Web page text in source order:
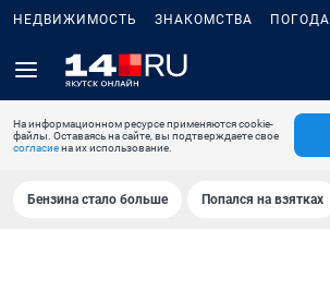
НЕДВИЖИМОСТЬ ЗНАКОМСТВА ПОГОДА
На информационном ресурсе применяются cookie-
файлы. Оставаясь на сайте, вы подтверждаете свое
согласиена их использование.
Бензина стало больше Попался на взятках